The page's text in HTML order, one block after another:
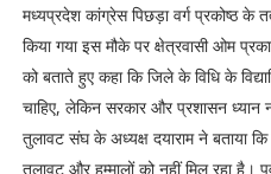
मध्यप्रदेश कांग्रेस पिछड़ा वर्ग प्रकोष्ठ
किया गया इस मौके पर क्षेत्रवासी ओम
को बताते हुए कहा कि जिले के विधि के
चाहिए, लेकिन सरकार और प्रशासन ध्यान
तुलावट संघ के अध्यक्ष दयाराम ने बताया
तुलावट और हम्मालों को नहीं मिल रहा है।